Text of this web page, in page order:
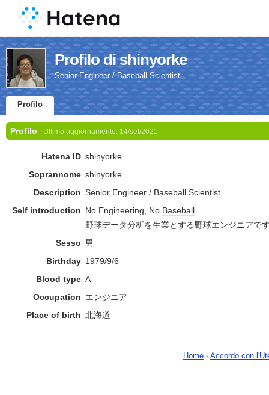
Profilo di shinyorke
Senior Engineer / Baseball Scientist
Profilo
Profilo Ultimo aggiornamento: 14/set/2021
Hatena ID shinyorke
Soprannome shinyorke
Description Senior Engineer / Baseball Scientist
Self introduction No Engineering, No Baseball.
野球データ分析を生業とする野球エンジニアで
Sesso 男
Birthday 1979/9/6
Blood type A
Occupation エンジニア
Place of birth 北海道
Home - Accordo con